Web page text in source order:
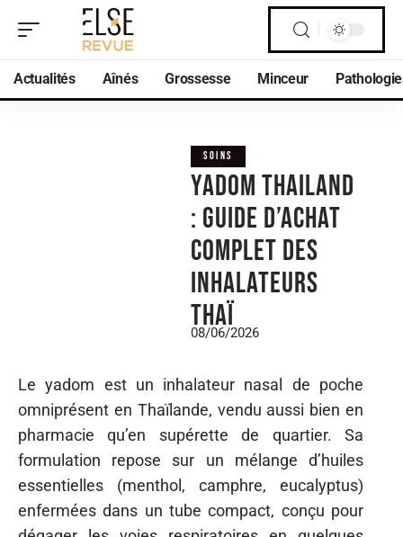
Actualités Aînés Grossesse Minceur
SOINS
Yadom thailand
: guide d’achat
complet des
inhalateurs
thaï
08/06/2026
Le yadom est un inhalateur nasal de poche
omniprésent en Thaïlande, vendu aussi bien en
pharmacie qu’en supérette de quartier. Sa
formulation repose sur un mélange d’huiles
essentielles (menthol, camphre, eucalyptus)
enfermées dans un tube compact, conçu pour